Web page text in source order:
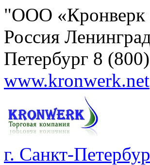
"ООО «Кронверк
Россия
Петербург 8
www.kronwerk.net
г. Санкт-